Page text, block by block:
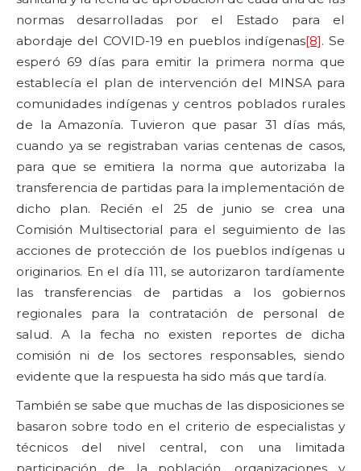
normas desarrolladas por el Estado para el
abordaje del COVID-19 en pueblos indígenas[8]. Se
esperó 69 días para emitir la primera norma que
establecía el plan de intervención del MINSA para
comunidades indígenas y centros poblados rurales
de la Amazonía. Tuvieron que pasar 31 días más,
cuando ya se registraban varias centenas de casos,
para que se emitiera la norma que autorizaba la
transferencia de partidas para la implementación de
dicho plan. Recién el 25 de junio se crea una
Comisión Multisectorial para el seguimiento de las
acciones de protección de los pueblos indígenas u
originarios. En el día 111, se autorizaron tardíamente
las transferencias de partidas a los gobiernos
regionales para la contratación de personal de
salud. A la fecha no existen reportes de dicha
comisión ni de los sectores responsables, siendo
evidente que la respuesta ha sido más que tardía.
También se sabe que muchas de las disposiciones se
basaron sobre todo en el criterio de especialistas y
técnicos del nivel central, con una limitada